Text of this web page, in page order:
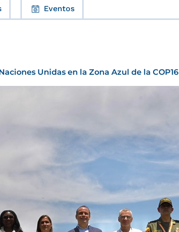
Eventos
Unidas en la Zona Azul de la COP16